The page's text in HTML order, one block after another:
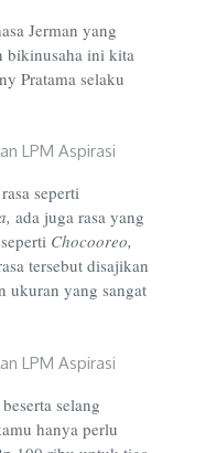
Jerman yang
bikinusaha ini kita
Pratama selaku
rasa seperti
ada juga rasa yang
Chocooreo,
tersebut disajikan
ukuran yang sangat
beserta selang
hanya perlu